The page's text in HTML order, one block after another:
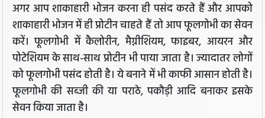
अगर आप शाकाहारी भोजन करना ही पसंद करते हैं और आपको
शाकाहारी भोजन में ही प्रोटीन चाहते हैं तो आप फूलगोभी का सेवन
करें। फूलगोभी में कैलोरीन, मैग्नीशियम, फाइबर, आयरन और
पोटेशियम के साथ-साथ प्रोटीन भी पाया जाता है। ज्यादातर लोगों
को फूलगोभी पसंद होती है। ये बनाने में भी काफी आसान होती है।
फूलगोभी की सब्जी की या पराठे, पकौड़ी आदि बनाकर इसके
सेवन किया जाता है।